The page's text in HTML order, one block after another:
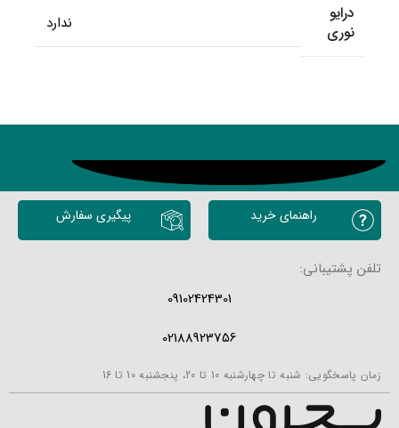
درایو
نوری
ندارد
محصولات مشابه
راهنمای خرید پیگیری سفارش
تلفن پشتیبانی:
09102424301
02188923756
زمان پاسخگویی: شنبه تا چهارشنبه 10 تا 20، پنجشنبه 10 تا 16